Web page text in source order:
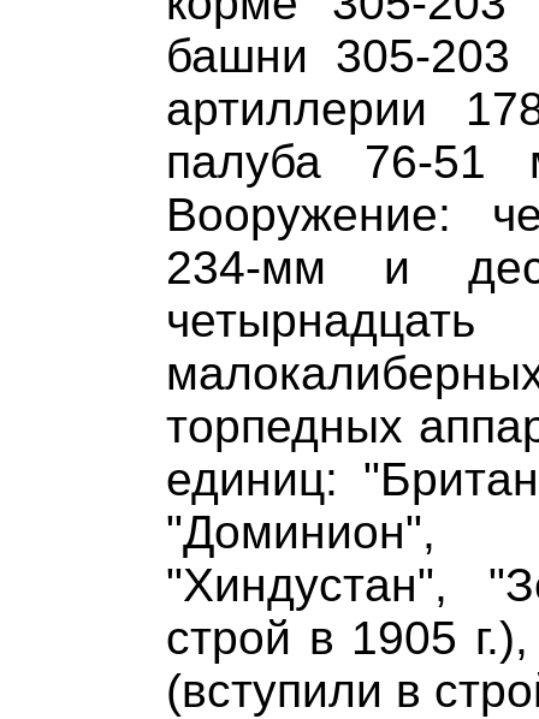
башни 305-203
артиллерии
палуба 76-51
Вооружение:
234-мм и
торпедных
единиц:
"Хиндустан",
строй в 1905
(вступили в